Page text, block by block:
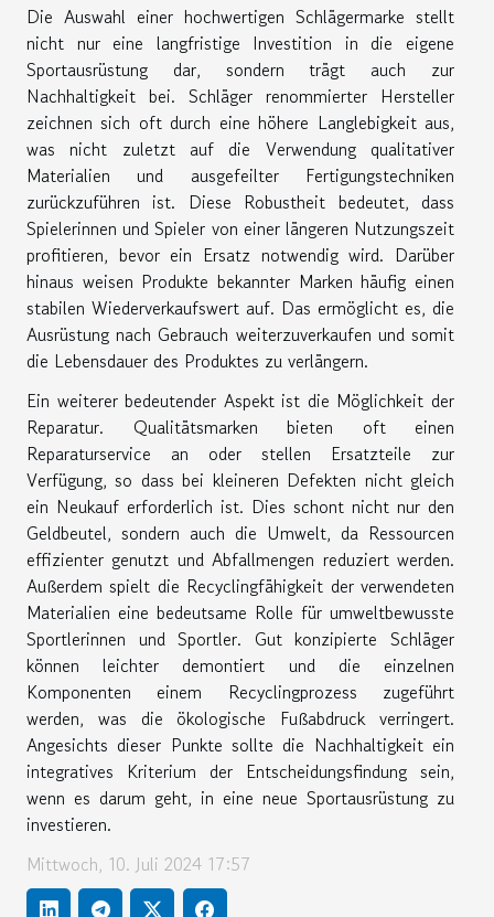
Die Auswahl einer hochwertigen Schlägermarke stellt
nicht nur eine langfristige Investition in die eigene
Sportausrüstung dar, sondern trägt auch zur
Nachhaltigkeit bei. Schläger renommierter Hersteller
zeichnen sich oft durch eine höhere Langlebigkeit aus,
was nicht zuletzt auf die Verwendung qualitativer
Materialien und ausgefeilter Fertigungstechniken
zurückzuführen ist. Diese Robustheit bedeutet, dass
Spielerinnen und Spieler von einer längeren Nutzungszeit
profitieren, bevor ein Ersatz notwendig wird. Darüber
hinaus weisen Produkte bekannter Marken häufig einen
stabilen Wiederverkaufswert auf. Das ermöglicht es, die
Ausrüstung nach Gebrauch weiterzuverkaufen und somit
die Lebensdauer des Produktes zu verlängern.
Ein weiterer bedeutender Aspekt ist die Möglichkeit der
Reparatur. Qualitätsmarken bieten oft einen
Reparaturservice an oder stellen Ersatzteile zur
Verfügung, so dass bei kleineren Defekten nicht gleich
ein Neukauf erforderlich ist. Dies schont nicht nur den
Geldbeutel, sondern auch die Umwelt, da Ressourcen
effizienter genutzt und Abfallmengen reduziert werden.
Außerdem spielt die Recyclingfähigkeit der verwendeten
Materialien eine bedeutsame Rolle für umweltbewusste
Sportlerinnen und Sportler. Gut konzipierte Schläger
können leichter demontiert und die einzelnen
Komponenten einem Recyclingprozess zugeführt
werden, was die ökologische Fußabdruck verringert.
Angesichts dieser Punkte sollte die Nachhaltigkeit ein
integratives Kriterium der Entscheidungsfindung sein,
wenn es darum geht, in eine neue Sportausrüstung zu
investieren.
Mittwoch, 10. Juli 2024 17:57